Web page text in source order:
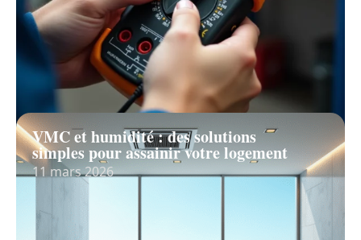
VMC et humidité : des solutions
simples pour assainir votre logement
11 mars 2026